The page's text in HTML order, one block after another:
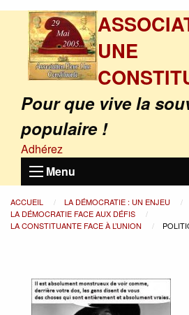
UNE
Pour que vive la
populaire !
Adhérez
Menu
ACCUEIL
LA DÉMOCRATIE : UN ENJEU
LA DÉMOCRATIE FACE AUX DÉFIS
LA CONSTITUANTE FACE À L’UNION